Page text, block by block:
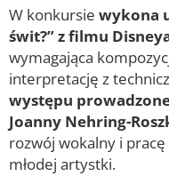
W konkursie wykona
świt?” z filmu
wymagająca
interpretację z
występu
Joanny Nehring-
rozwój wokalny i pracę
młodej artystki.